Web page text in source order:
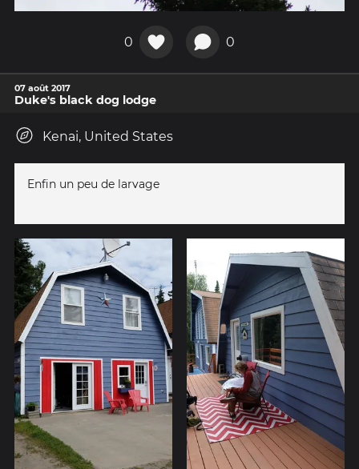
0 0
07 août 2017
Duke's black dog lodge
Kenai, United States
Enfin un peu de larvage